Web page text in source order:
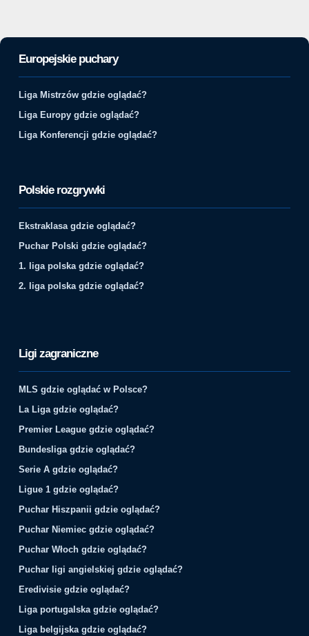
Europejskie puchary
Liga Mistrzów gdzie oglądać?
Liga Europy gdzie oglądać?
Liga Konferencji gdzie oglądać?
Polskie rozgrywki
Ekstraklasa gdzie oglądać?
Puchar Polski gdzie oglądać?
1. liga polska gdzie oglądać?
2. liga polska gdzie oglądać?
Ligi zagraniczne
MLS gdzie oglądać w Polsce?
La Liga gdzie oglądać?
Premier League gdzie oglądać?
Bundesliga gdzie oglądać?
Serie A gdzie oglądać?
Ligue 1 gdzie oglądać?
Puchar Hiszpanii gdzie oglądać?
Puchar Niemiec gdzie oglądać?
Puchar Włoch gdzie oglądać?
Puchar ligi angielskiej gdzie oglądać?
Eredivisie gdzie oglądać?
Liga portugalska gdzie oglądać?
Liga belgijska gdzie oglądać?